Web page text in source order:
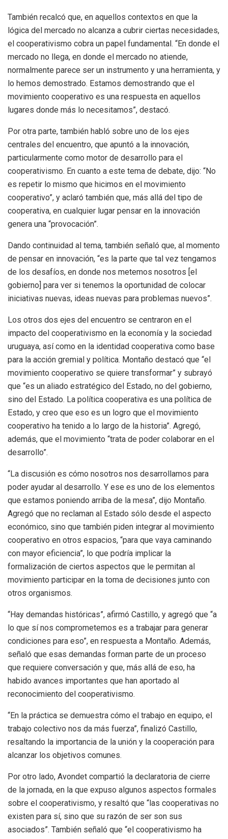
También recalcó que, en aquellos contextos en que la
lógica del mercado no alcanza a cubrir ciertas necesidades,
el cooperativismo cobra un papel fundamental. “En donde el
mercado no llega, en donde el mercado no atiende,
normalmente parece ser un instrumento y una herramienta, y
lo hemos demostrado. Estamos demostrando que el
movimiento cooperativo es una respuesta en aquellos
lugares donde más lo necesitamos”, destacó.
Por otra parte, también habló sobre uno de los ejes
centrales del encuentro, que apuntó a la innovación,
particularmente como motor de desarrollo para el
cooperativismo. En cuanto a este tema de debate, dijo: “No
es repetir lo mismo que hicimos en el movimiento
cooperativo”, y aclaró también que, más allá del tipo de
cooperativa, en cualquier lugar pensar en la innovación
genera una “provocación”.
Dando continuidad al tema, también señaló que, al momento
de pensar en innovación, “es la parte que tal vez tengamos
de los desafíos, en donde nos metemos nosotros [el
gobierno] para ver si tenemos la oportunidad de colocar
iniciativas nuevas, ideas nuevas para problemas nuevos”.
Los otros dos ejes del encuentro se centraron en el
impacto del cooperativismo en la economía y la sociedad
uruguaya, así como en la identidad cooperativa como base
para la acción gremial y política. Montaño destacó que “el
movimiento cooperativo se quiere transformar” y subrayó
que “es un aliado estratégico del Estado, no del gobierno,
sino del Estado. La política cooperativa es una política de
Estado, y creo que eso es un logro que el movimiento
cooperativo ha tenido a lo largo de la historia”. Agregó,
además, que el movimiento “trata de poder colaborar en el
desarrollo”.
“La discusión es cómo nosotros nos desarrollamos para
poder ayudar al desarrollo. Y ese es uno de los elementos
que estamos poniendo arriba de la mesa”, dijo Montaño.
Agregó que no reclaman al Estado sólo desde el aspecto
económico, sino que también piden integrar al movimiento
cooperativo en otros espacios, “para que vaya caminando
con mayor eficiencia”, lo que podría implicar la
formalización de ciertos aspectos que le permitan al
movimiento participar en la toma de decisiones junto con
otros organismos.
“Hay demandas históricas”, afirmó Castillo, y agregó que “a
lo que sí nos comprometemos es a trabajar para generar
condiciones para eso”, en respuesta a Montaño. Además,
señaló que esas demandas forman parte de un proceso
que requiere conversación y que, más allá de eso, ha
habido avances importantes que han aportado al
reconocimiento del cooperativismo.
“En la práctica se demuestra cómo el trabajo en equipo, el
trabajo colectivo nos da más fuerza”, finalizó Castillo,
resaltando la importancia de la unión y la cooperación para
alcanzar los objetivos comunes.
Por otro lado, Avondet compartió la declaratoria de cierre
de la jornada, en la que expuso algunos aspectos formales
sobre el cooperativismo, y resaltó que “las cooperativas no
existen para sí, sino que su razón de ser son sus
asociados”. También señaló que “el cooperativismo ha